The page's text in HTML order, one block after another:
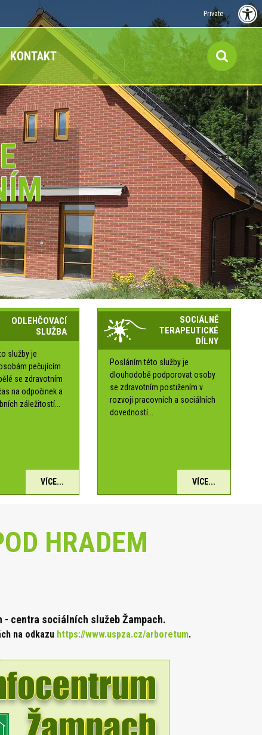
Private
KONTAKT
ODLEHČOVACÍ
SLUŽBA
služby je
pečujícím
se zdravotním
na odpočinek a
záležitostí...
VÍCE...
SOCIÁLNĚ
TERAPEUTICKÉ
DÍLNY
Posláním této služby je
dlouhodobě podporovat osoby
se zdravotním postižením v
rozvoji pracovních a sociálních
dovedností...
VÍCE...
HRADEM
- centra sociálních služeb Žampach.
na odkazu https://www.uspza.cz/arboretum.